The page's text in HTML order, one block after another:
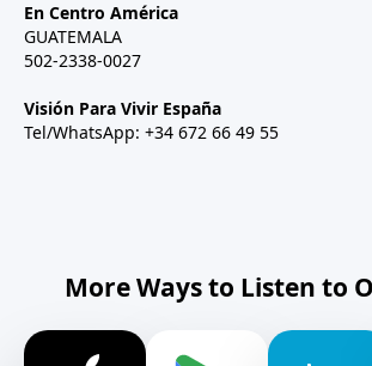
En Centro América
GUATEMALA
502-2338-0027
Visión Para Vivir España
Tel/WhatsApp: +34 672 66 49 55
More Ways to Listen to